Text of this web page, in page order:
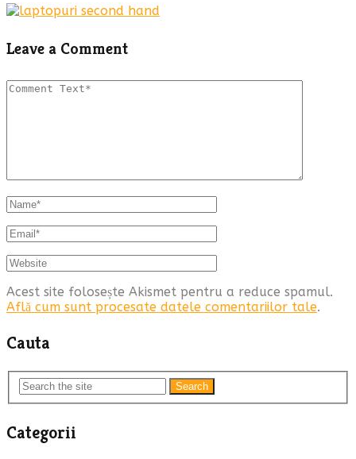
Leave a Comment
Acest site folosește Akismet pentru a reduce spamul.
Află cum sunt procesate datele comentariilor tale.
Cauta
Search
Categorii